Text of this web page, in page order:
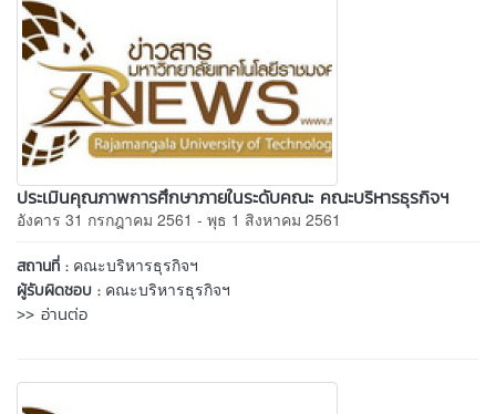
ประเมินคุณภาพการศึกษาภายในระดับคณะ คณะบริหารธุรกิจฯ
อังคาร 31 กรกฎาคม 2561 - พุธ 1 สิงหาคม 2561
สถานที่ : คณะบริหารธุรกิจฯ
ผู้รับผิดชอบ : คณะบริหารธุรกิจฯ
>> อ่านต่อ